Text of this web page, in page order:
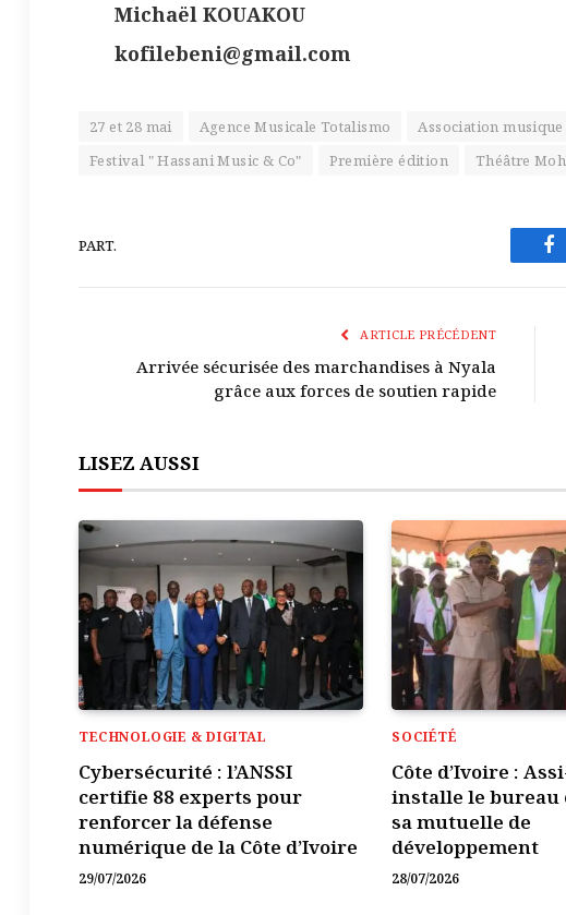
Michaël KOUAKOU
kofilebeni@gmail.com
27 et 28 mai Agence Musicale Totalismo
Association
Festival " Hassani Music & Co"
Première édition Théâtre
PART.
ARTICLE PRÉCÉDENT
Arrivée sécurisée des marchandises à Nyala
grâce aux forces de soutien rapide
LISEZ AUSSI
TECHNOLOGIE & DIGITAL
Cybersécurité : l’ANSSI
certifie 88 experts pour
renforcer la défense
numérique de la Côte d’Ivoire
29/07/2026
SOCIÉTÉ
Côte d’Ivoire :
installe le bureau
sa mutuelle de
développement
28/07/2026